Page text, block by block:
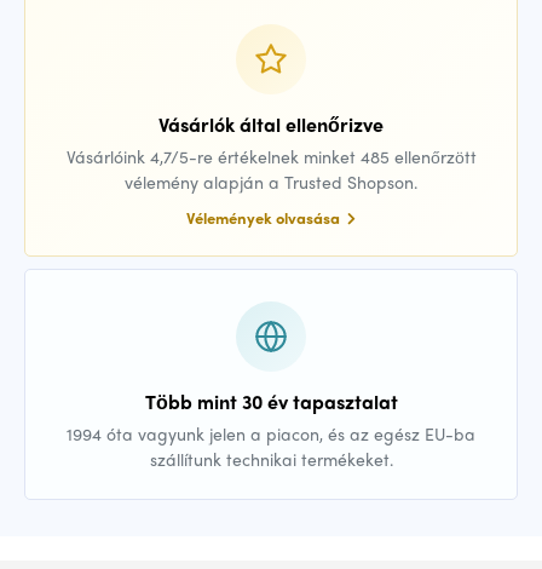
Vásárlók által ellenőrizve
Vásárlóink 4,7/5-re értékelnek minket 485 ellenőrzött
vélemény alapján a Trusted Shopson.
Vélemények olvasása
Több mint 30 év tapasztalat
1994 óta vagyunk jelen a piacon, és az egész EU-ba
szállítunk technikai termékeket.